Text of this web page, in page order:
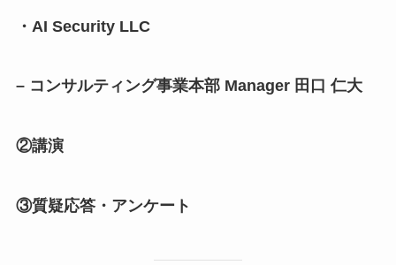
・AI Security LLC
– コンサルティング事業本部 Manager 田口 仁大
②講演
③質疑応答・アンケート